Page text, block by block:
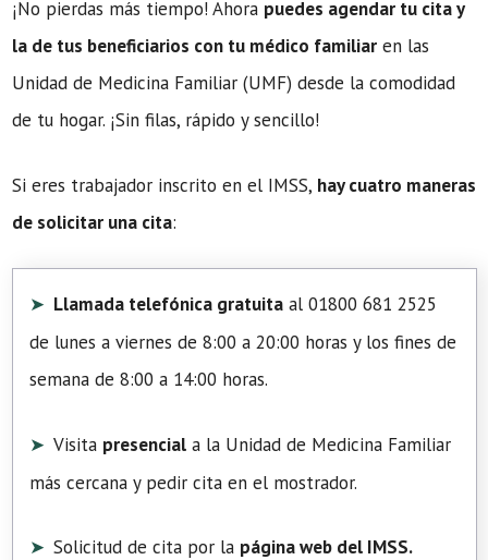
¡No pierdas más tiempo! Ahora puedes agendar tu cita y
la de tus beneficiarios con tu médico familiar en las
Unidad de Medicina Familiar (UMF) desde la comodidad
de tu hogar. ¡Sin filas, rápido y sencillo!
Si eres trabajador inscrito en el IMSS, hay cuatro maneras
de solicitar una cita:
Llamada telefónica gratuita al 01800 681 2525
de lunes a viernes de 8:00 a 20:00 horas y los fines de
semana de 8:00 a 14:00 horas.
Visita presencial a la Unidad de Medicina Familiar
más cercana y pedir cita en el mostrador.
Solicitud de cita por la página web del IMSS.